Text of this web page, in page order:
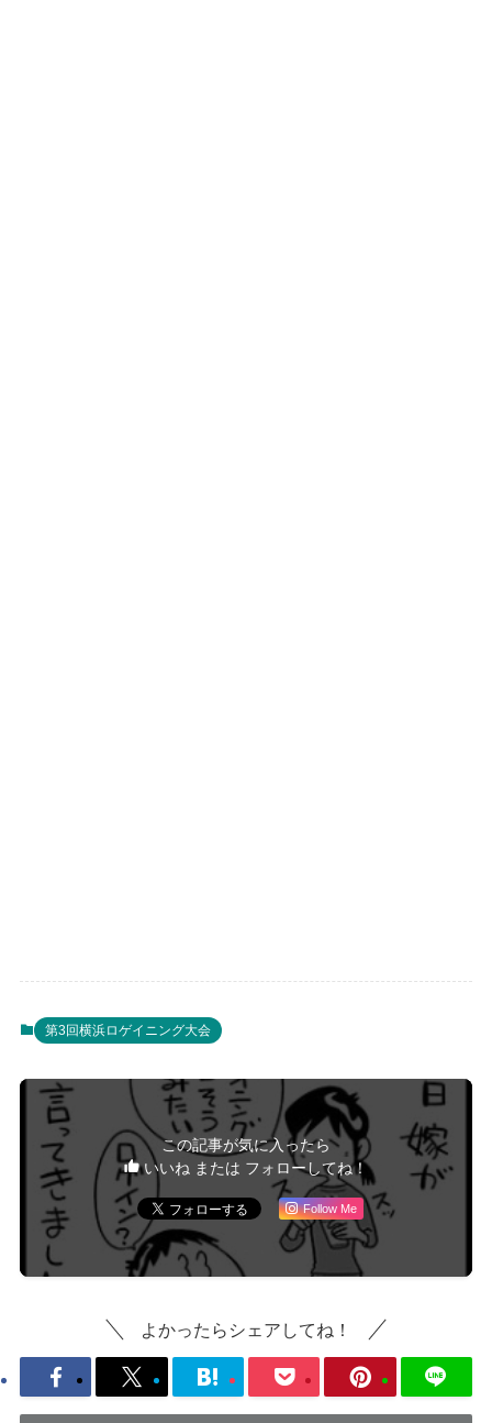
第3回横浜ロゲイニング大会
この記事が気に入ったら
いいね または フォローしてね！
Follow Me
よかったらシェアしてね！